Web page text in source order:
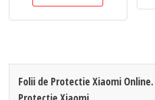
Folii de Protectie Xiaomi